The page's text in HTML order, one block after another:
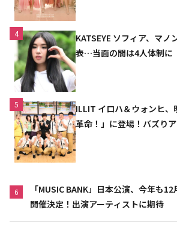
4
KATSEYE ソフィア、マ
表…当面の間は4人体制に
5
ILLIT イロハ＆ウォンヒ
革命！」に登場！バズり
6
「MUSIC BANK」日本公演、今年も
開催決定！出演アーティストに期待